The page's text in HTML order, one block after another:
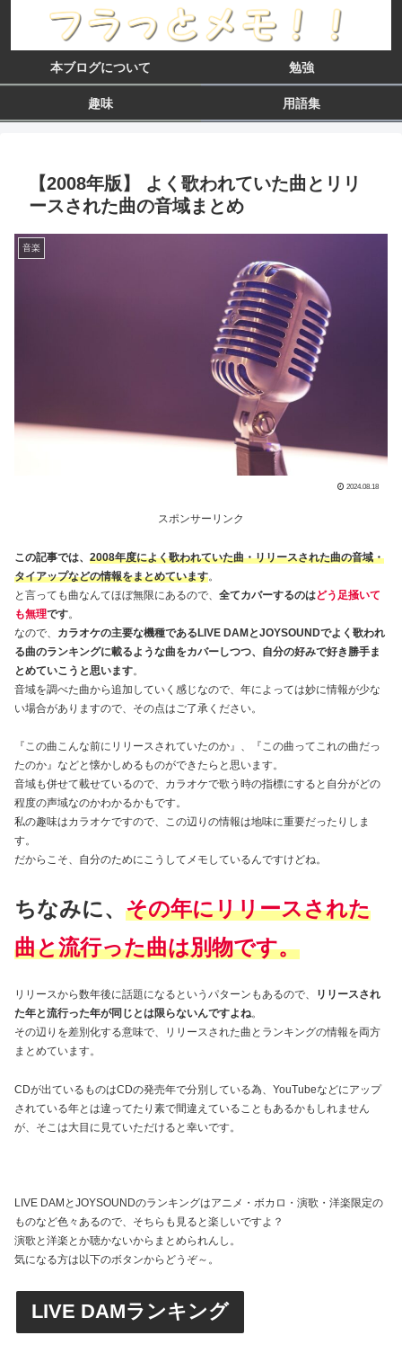
本ブログについて 勉強
趣味 用語集
【2008年版】 よく歌われていた曲とリリ
ースされた曲の音域まとめ
音楽
2024.08.18
スポンサーリンク
この記事では、 2008年度によく歌われていた曲・リリースされた曲の音域・
タイアップなどの情報をまとめています。
と言っても曲なんてほぼ無限にあるので、 全てカバーするのはどう足掻いて
も無理です。
なので、 カラオケの主要な機種であるLIVE DAMとJOYSOUNDでよく歌われ
る曲のランキングに載るような曲をカバーしつつ、自分の好みで好き勝手ま
とめていこうと思います。
音域を調べた曲から追加していく感じなので、年によっては妙に情報が少な
い場合がありますので、その点はご了承ください。
『この曲こんな前にリリースされていたのか』、『この曲ってこれの曲だっ
たのか』などと懐かしめるものができたらと思います。
音域も併せて載せているので、カラオケで歌う時の指標にすると自分がどの
程度の声域なのかわかるかもです。
私の趣味はカラオケですので、この辺りの情報は地味に重要だったりしま
す。
だからこそ、自分のためにこうしてメモしているんですけどね。
ちなみに、 その年にリリースされた
曲と流行った曲は別物です。
リリースから数年後に話題になるというパターンもあるので、
リリースされ
た年と流行った年が同じとは限らないんですよね。
その辺りを差別化する意味で、リリースされた曲とランキングの情報を両方
まとめています。
CDが出ているものはCDの発売年で分別している為、YouTubeなどにアップ
されている年とは違ってたり素で間違えていることもあるかもしれません
が、そこは大目に見ていただけると幸いです。
LIVE DAMとJOYSOUNDのランキングはアニメ・ボカロ・演歌・洋楽限定の
ものなど色々あるので、そちらも見ると楽しいですよ？
演歌と洋楽とか聴かないからまとめられんし。
気になる方は以下のボタンからどうぞ～。
LIVE DAMランキング